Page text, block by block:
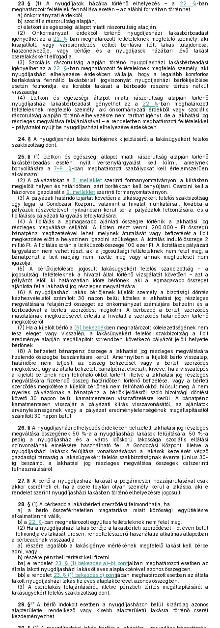
23. § (1) A nyugdíjasok házába történő elhelyezés – a 22. §-ban
meghatározott feltételek fennállása esetén – az alábbi formában történhet
a) önkormányzati érdekből,
b) szociális rászorultság alapján,
c) életkori és egészségi állapot miatti rászorultság alapján.
(2) Önkormányzati érdekből történő nyugdíjasházi lakásbérbeadást
igényelhet az a 22. §-ban meghatározott feltételeknek megfelelő személy, aki
kisajátított, vagy városrendezési célból bontásra ítélt lakás tulajdonosa,
haszonélvezője, vagy bérlője és a nyugdíjasok házában lévő lakást
cserelakásként elfogadja.
(3) Szociális rászorultság alapján történő nyugdíjasházi lakásbérbeadást
igényelhet az a 22. §-ban meghatározott feltételeknek megfelelő személy, aki
nyugdíjasházi elhelyezése érdekében vállalja, hogy a legalább komfortos
bérlakására fennálló lakásbérleti jogviszonyát nyugdíjasházi bérlőkijelölése
esetén felmondja, és korábbi lakását a bérbeadó részére térítés nélkül
visszaadja.
(4) Életkori és egészségi állapot miatti rászorultság alapján történő
nyugdíjasházi lakásbérbeadást igényelhet az a
22. §-ban meghatározott
feltételeknek megfelelő személy, aki önkormányzati érdekből vagy szociális
rászorultság alapján történő elhelyezésre nem tarthat igényt, de a lakhatási jog
részleges megváltása felajánlásával – e rendeletben meghatározott feltételekkel
– pályázatot nyújt be nyugdíjasházi elhelyezése érdekében.
24. § A nyugdíjasházi lakás bérlőjének kijelöléséről a lakásügyekért felelős
szakbizottság dönt.
25. § (1)
Életkori és egészségi állapot miatti rászorultság alapján történő
lakásbérbeadás esetén nyílt versenytárgyalást kell kiírni, amelynek
bonyolítására a7–8. §-ban meghatározott szabályokat kell értelemszerűen
alkalmazni.
(2) A pályázatokat a 8. melléklet szerinti formanyomtatványon, a kiírásban
megjelölt helyen és határidőben, zárt borítékban kell benyújtani. Csatolni kell a
háziorvos igazolását a 9. melléklet szerinti formanyomtatványon.
(3) A pályázati határidő lejártát követően a lakásügyekért felelős szakbizottság
egy tagja, a Gondozási Központ, valamint a hivatal munkatársai, továbbá a
pályázók részvételével nyilvánosan kerül sor a pályázatok felbontására, és a
licitálásos pályázati tárgyalás lefolytatására.
(4) A licitálás a legmagasabb ajánlati összegre történik a lakhatási jog
részleges megváltása céljából. A liciten részt venni 200.000,- Ft összegű
bánatpénz megfizetésével lehet, melynek átutalását vagy befizetését a licit
megkezdése előtt a helyszínen igazolni szükséges. A licitálás induló összege 2
millió Ft. A licitálás során a licitküszöb összege 100 ezer Ft. A licitálásos pályázati
tárgyaláson nem vehet részt, aki a jogosultsági feltételeknek nem felel meg, a
bánatpénzt a licit napjáig nem fizette meg vagy annak megfizetését nem
igazolja.
(5) A bérlőkijelölésre jogosult lakásügyekért felelős szakbizottság – a
jogosultsági feltételeknek a hivatal által történő vizsgálatát követően – azt a
pályázót jelöli ki határozatlan időre bérlőnek, aki a legmagasabb összeget
ajánlotta fel a lakhatási jog részleges megváltására.
(6) A nyugdíjasházi lakás bérlőjének kijelölt személy a bizottsági döntés
kézhezvételétől számított 30 napon belül köteles a lakhatási jog részleges
megváltására felajánlott összeget az önkormányzat számlájára befizetni és a
bérbeadóval a bérleti szerződést megkötni. A bérbeadó a bérleti szerződés
másolatának megküldésével értesíti a hivatalt a szerződés határidőben történő
megkötéséről.
(7) Ha a kijelölt bérlő a (6) bekezdésben meghatározott kötelezettségének nem
tesz eleget vagy visszalép, a lakásügyekért felelős szakbizottság a licit
eredménye alapján megállapított sorrendben következő pályázót jelöli helyette
bérlőnek.
(8) A befizetett bánatpénz összege a lakhatási jog részleges megváltására
fizetendő összegbe beszámításra kerül. Amennyiben a kijelölt bérlő visszalép,
határidőre nem teljesíti az összeg befizetését vagy a bérleti szerződés
megkötését, úgy az általa befizetett bánatpénzt elveszti, kivéve, ha a visszalépés
a kijelölt bérlőnek nem felróható okból történt, illetve a lakhatási jog részleges
megváltására fizetendő összeg határidőben történő befizetése, vagy a bérleti
szerződés megkötése a kijelölt bérlőnek nem felróható okból hiúsult meg. A nem
nyertes pályázóknak a bánatpénz a bérlőkijelölésről szóló bizottsági döntést
követő 30 napon belül kamatmentesen visszafizetésre kerül. A bánatpénz
kamatmentesen visszajár a pályázati kiírás visszavonásától, az ajánlatok
érvénytelenségének vagy a pályázat eredménytelenségének megállapításától
számított 30 napon belül.
26. § A nyugdíjasházi elhelyezés érdekében befizetett lakhatási jog részleges
megváltása összegének 50 %-a a nyugdíjasházi lakások felújítására, 50 %-a
pedig a nyugdíjasház és a város időskorú lakossága szociális ellátási
színvonalának emelésére használható fel. A Gondozási Központ, illetve a
nyugdíjasházi lakások felújítása vonatkozásában a lakások kezelését végző
gazdasági társaság a lakásügyekért felelős szakbizottságnak évente június 30-
ig beszámol a lakhatási jog részleges megváltása összegek célszerinti
felhasználásáról.
27. § A bérlő a nyugdíjasházi lakását a polgármester hozzájárulásával csak
akkor cserélheti el, ha a csere folytán olyan személy kerül a lakásba, aki e
rendelet szerint nyugdíjasházi lakásban történő elhelyezésre jogosult.
28. § (1) A bérbeadó a lakásbérleti szerződést felmondhatja, ha
a) a bérlő összeférhetetlen magatartása miatt közösségi együttélésre
alkalmatlanná válik,
b) a 22. §-ban meghatározott együttes feltételeknek nem felel meg.
(2) Ha a nyugdíjasházi lakás bérlője a lakásbérleti szerződését – öt éven belül
– felmondja és lakását üresen, rendeltetésszerű használatra alkalmas állapotban
a bérbeadónak visszaadja
a) részére legalább a lakásigénye mértékének megfelelő lakást kell bérbe
adni, vagy
b) részére pénzbeli térítést kell fizetni
ba) e rendelet 23. § (1) bekezdés a)–b) pontjaiban meghatározott esetben az
általa lakott nyugdíjasházi lakás öt éves alaplakbérével azonos összegben,
bb) e rendelet 23. § (1) bekezdés c) pontjában meghatározott esetben az általa
lakott nyugdíjasházi lakás tíz éves alaplakbérével azonos összegben.
(3) A cserelakás felajánlásáról, illetve pénzbeli térítés megállapításáról a
lakásügyekért felelős szakbizottság dönt.
29. §27 A bérlő indokolt esetben a nyugdíjasházon belül kizárólag azonos
alapterülettel rendelkező vagy kisebb alapterületű lakásra történő cserét
kezdeményezhet.